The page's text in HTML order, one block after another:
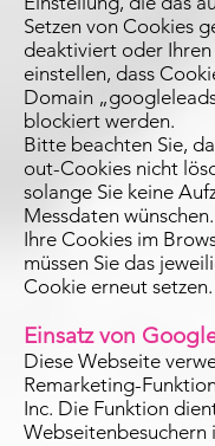
Setzen von Cookies
deaktiviert oder
einstellen, dass
Domain
blockiert werden.
Bitte beachten Sie,
out-Cookies nicht
solange Sie keine
Messdaten
Ihre Cookies im
müssen Sie das
Cookie erneut setzen.
Einsatz von
Diese Webseite
Remarketing-
Inc. Die Funktion
Webseitenbesuchern